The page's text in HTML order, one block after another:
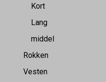
Kort
Lang
middel
Rokken
Vesten